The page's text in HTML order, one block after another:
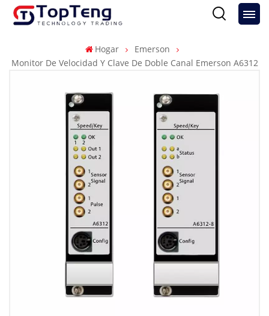
Hogar
Emerson
Monitor De Velocidad Y Clave De Doble Canal Emerson A6312